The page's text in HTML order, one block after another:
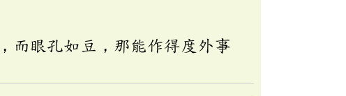
而眼孔如豆，那能作得度外事